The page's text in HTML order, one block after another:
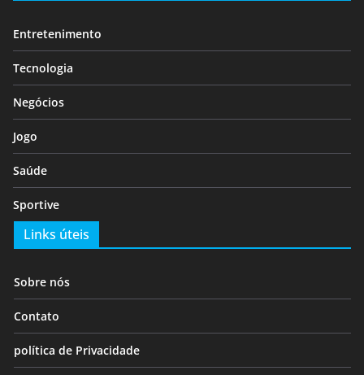
Entretenimento
Tecnologia
Negócios
Jogo
Saúde
Sportive
Links úteis
Sobre nós
Contato
política de Privacidade